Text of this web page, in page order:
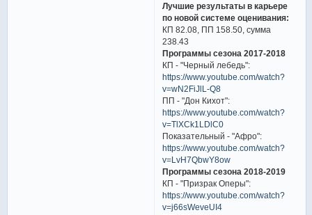
Лучшие результаты в карьере
по новой системе оценивания:
КП 82.08, ПП 158.50, сумма
238.43
Программы сезона 2017-2018
КП - "Черный лебедь":
https://www.youtube.com/watch?
v=wN2FiJlL-Q8
ПП - "Дон Кихот":
https://www.youtube.com/watch?
v=TlXCk1LDlC0
Показательный - "Афро":
https://www.youtube.com/watch?
v=LvH7QbwY8ow
Программы сезона 2018-2019
КП - "Призрак Оперы":
https://www.youtube.com/watch?
v=j66sWeveUI4